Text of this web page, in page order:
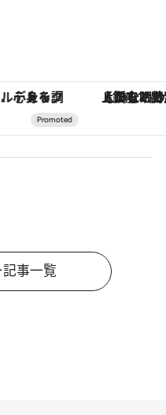
大人のための「ReFa GINZA」クルーズ
事一覧